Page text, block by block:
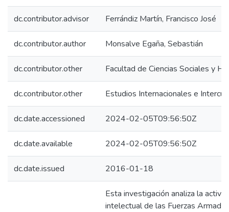
Statistics
dc.contributor.advisor Ferrándiz Martín, Francisco José
dc.contributor.author Monsalve Egaña, Sebastián
dc.contributor.other Facultad de Ciencias Sociales y
dc.contributor.other Estudios Internacionales e
dc.date.accessioned 2024-02-05T09:56:50Z
dc.date.available 2024-02-05T09:56:50Z
dc.date.issued 2016-01-18
Esta investigación analiza la
intelectual de las Fuerzas Armadas